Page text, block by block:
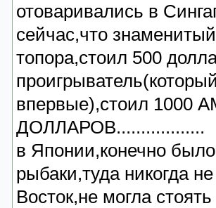
отоваривались в
сейчас,что
топора,стоил 500
впервые),стоил
ДОЛЛАРОВ..................
в Японии,конечно
рыбаки,туда никогда
Восток,не могла